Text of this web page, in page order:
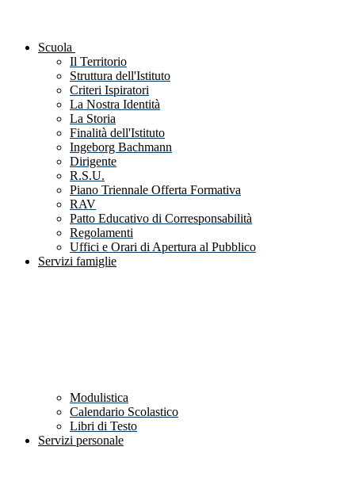
Scuola
Il Territorio
Struttura dell'Istituto
Criteri Ispiratori
La Nostra Identità
La Storia
Finalità dell'Istituto
Ingeborg Bachmann
Dirigente
R.S.U.
Piano Triennale Offerta Formativa
RAV
Patto Educativo di Corresponsabilità
Regolamenti
Uffici e Orari di Apertura al Pubblico
Servizi famiglie
Modulistica
Calendario Scolastico
Libri di Testo
Servizi personale